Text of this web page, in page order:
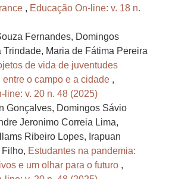
, Educação On-line: v. 18 n.
Fernandes, Domingos
Trindade, Maria de Fátima Pereira
de vida de juventudes
o campo e a cidade ,
line: v. 20 n. 48 (2025)
Gonçalves, Domingos Sávio
Jeronimo Correia Lima,
Ribeiro Lopes, Irapuan
Filho, Estudantes na pandemia:
e um olhar para o futuro ,